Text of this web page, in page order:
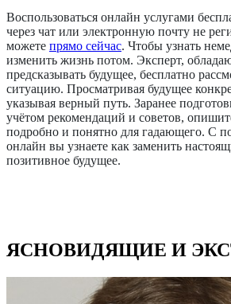
Воспользоваться онлайн услугами
через чат или электронную почту не
можете прямо сейчас. Чтобы узнать
изменить жизнь потом. Эксперт,
предсказывать будущее, бесплатно
ситуацию. Просматривая будущее
указывая верный путь. Заранее
учётом рекомендаций и советов,
подробно и понятно для гадающего. С
онлайн вы узнаете как заменить
позитивное будущее.
ЯСНОВИДЯЩИЕ И